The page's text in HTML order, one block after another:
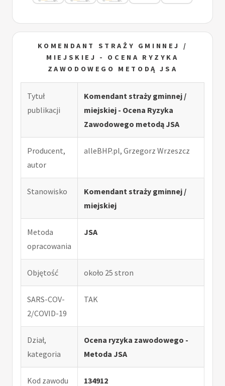
KOMENDANT STRAŻY GMINNEJ /
MIEJSKIEJ - OCENA RYZYKA
ZAWODOWEGO METODĄ JSA
Tytuł
publikacji
Komendant straży gminnej /
miejskiej - Ocena Ryzyka
Zawodowego metodą JSA
Producent,
autor
alleBHP.pl, Grzegorz Wrzeszcz
Stanowisko
Komendant straży gminnej /
miejskiej
Metoda
opracowania
JSA
Objętość około 25 stron
SARS-COV-
2/COVID-19
TAK
Dział,
kategoria
Ocena ryzyka zawodowego -
Metoda JSA
Kod zawodu 134912